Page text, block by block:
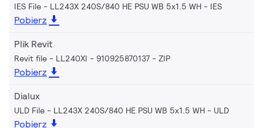
IES File - LL243X 240S/840 HE PSU WB 5x1.5 WH IES
Pobierz
Plik Revit
Revit file - LL240XI - 910925870137 ZIP
Pobierz
Dialux
ULD File - LL243X 240S/840 HE PSU WB 5x1.5 WH ULD
Pobierz